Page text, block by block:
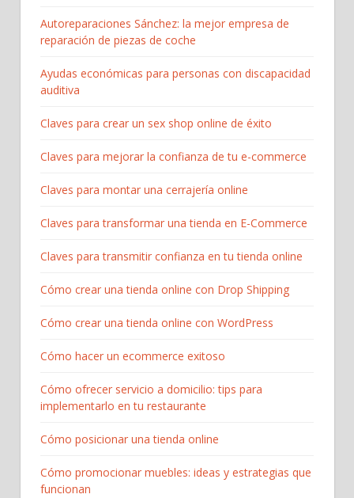
Autoreparaciones Sánchez: la mejor empresa de
reparación de piezas de coche
Ayudas económicas para personas con discapacidad
auditiva
Claves para crear un sex shop online de éxito
Claves para mejorar la confianza de tu e-commerce
Claves para montar una cerrajería online
Claves para transformar una tienda en E-Commerce
Claves para transmitir confianza en tu tienda online
Cómo crear una tienda online con Drop Shipping
Cómo crear una tienda online con WordPress
Cómo hacer un ecommerce exitoso
Cómo ofrecer servicio a domicilio: tips para
implementarlo en tu restaurante
Cómo posicionar una tienda online
Cómo promocionar muebles: ideas y estrategias que
funcionan